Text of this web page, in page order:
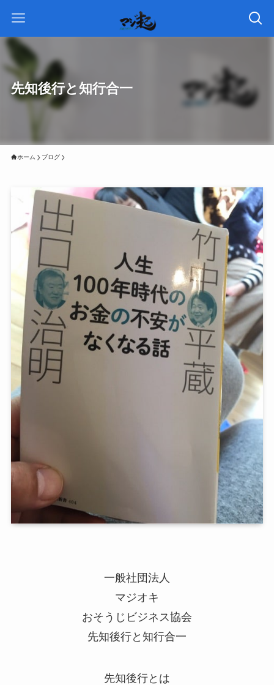
先知後行と知行合一
ホーム ブログ
一般社団法人
マジオキ
おそうじビジネス協会
先知後行と知行合一
先知後行とは